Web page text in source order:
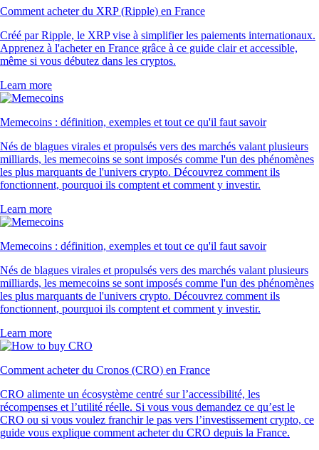
Comment acheter du XRP (Ripple) en France
Créé par Ripple, le XRP vise à simplifier les paiements internationaux.
Apprenez à l'acheter en France grâce à ce guide clair et accessible,
même si vous débutez dans les cryptos.
Learn more
Memecoins : définition, exemples et tout ce qu'il faut savoir
Nés de blagues virales et propulsés vers des marchés valant plusieurs
milliards, les memecoins se sont imposés comme l'un des phénomènes
les plus marquants de l'univers crypto. Découvrez comment ils
fonctionnent, pourquoi ils comptent et comment y investir.
Learn more
Memecoins : définition, exemples et tout ce qu'il faut savoir
Nés de blagues virales et propulsés vers des marchés valant plusieurs
milliards, les memecoins se sont imposés comme l'un des phénomènes
les plus marquants de l'univers crypto. Découvrez comment ils
fonctionnent, pourquoi ils comptent et comment y investir.
Learn more
Comment acheter du Cronos (CRO) en France
CRO alimente un écosystème centré sur l’accessibilité, les
récompenses et l’utilité réelle. Si vous vous demandez ce qu’est le
CRO ou si vous voulez franchir le pas vers l’investissement crypto, ce
guide vous explique comment acheter du CRO depuis la France.